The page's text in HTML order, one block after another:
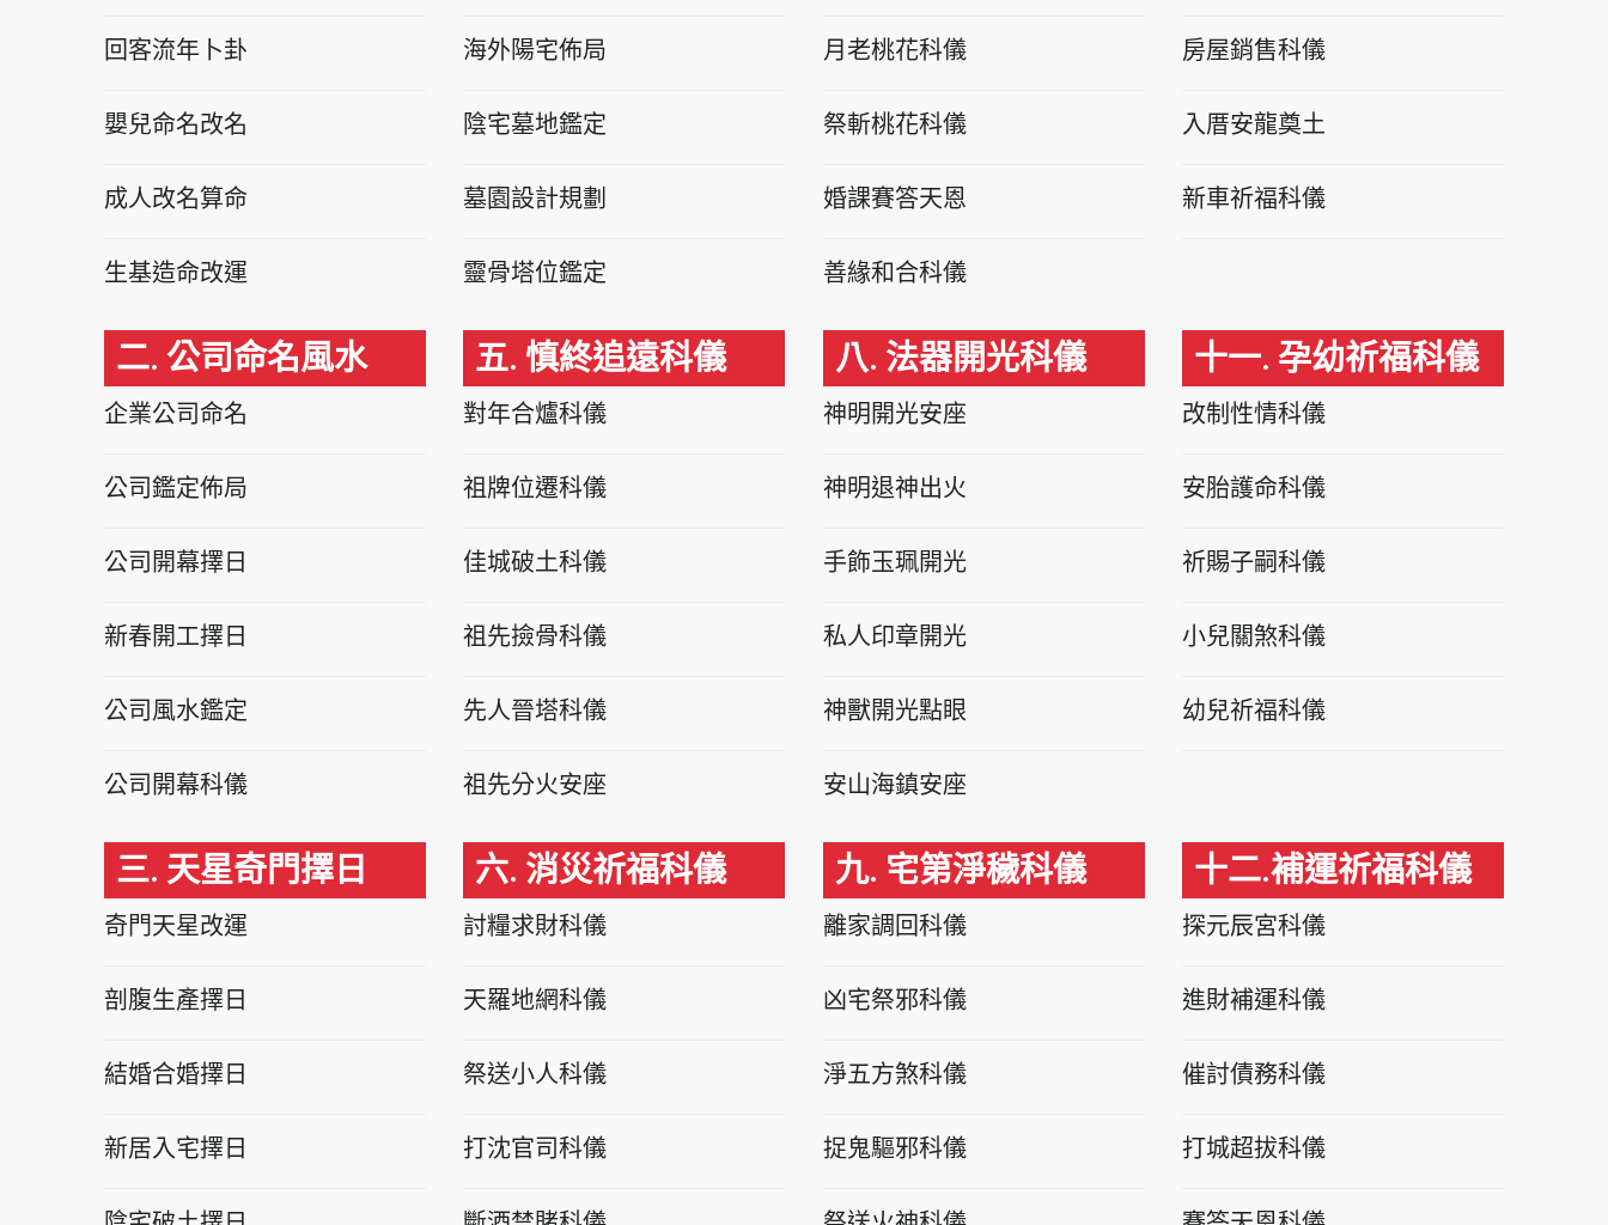
回客流年卜卦
嬰兒命名改名
成人改名算命
生基造命改運
二. 公司命名風水
企業公司命名
公司鑑定佈局
公司開幕擇日
新春開工擇日
公司風水鑑定
公司開幕科儀
三. 天星奇門擇日
奇門天星改運
剖腹生產擇日
結婚合婚擇日
新居入宅擇日
海外陽宅佈局
陰宅墓地鑑定
墓園設計規劃
靈骨塔位鑑定
五. 慎終追遠科儀
對年合爐科儀
祖牌位遷科儀
佳城破土科儀
祖先撿骨科儀
先人晉塔科儀
祖先分火安座
六. 消災祈福科儀
討糧求財科儀
天羅地網科儀
祭送小人科儀
打沈官司科儀
月老桃花科儀
祭斬桃花科儀
婚課賽答天恩
善緣和合科儀
八. 法器開光科儀
神明開光安座
神明退神出火
手飾玉珮開光
私人印章開光
神獸開光點眼
安山海鎮安座
九. 宅第淨穢科儀
離家調回科儀
凶宅祭邪科儀
淨五方煞科儀
捉鬼驅邪科儀
房屋銷售科儀
入厝安龍奠土
新車祈福科儀
十一. 孕幼祈福科儀
改制性情科儀
安胎護命科儀
祈賜子嗣科儀
小兒關煞科儀
幼兒祈福科儀
十二.補運祈福科儀
探元辰宮科儀
進財補運科儀
催討債務科儀
打城超拔科儀